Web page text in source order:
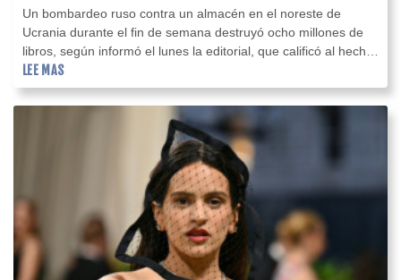
Un bombardeo ruso contra un almacén en el noreste de
Ucrania durante el fin de semana destruyó ocho millones de
libros, según informó el lunes la editorial, que calificó al hecho
como un ataque contra la cultura ucraniana.
LEE MAS